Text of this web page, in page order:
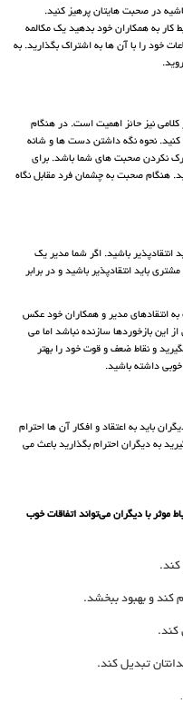
در صحبت هایتان پرهیز کنید.
کار به همکاران خود بدهید یک مکالمه
خود را با آن ها به اشتراک بگذارید. به
کلامی نیز حائز اهمیت است. در هنگام
کنید. نحوه نگه داشتن دست ها و شانه
نکردن صحبت های شما باشد. برای
هنگام صحبت به چشمان فرد مقابل نگاه
باشید. اگر شما مدیر یک
باید انتقادپذیر باشید و در برابر
انتقادهای مدیر و همکاران خود عکس
این بازخوردها سازنده نباشد اما می
و نقاط ضعف و قوت خود را بهتر
داشته باشید.
باید به اعتقاد و افکار آن ها احترام
به دیگران احترام بگذارید باعث می
موثر با دیگران می‌تواند اتفاقات خوب
کند.
کند و بهبود ببخشد.
کند.
تبدیل کند.